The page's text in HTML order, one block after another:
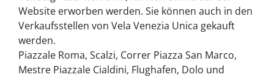
Website erworben werden. Sie können auch in den
Verkaufsstellen von Vela Venezia Unica gekauft
werden.
Piazzale Roma, Scalzi, Correr Piazza San Marco,
Mestre Piazzale Cialdini, Flughafen, Dolo und